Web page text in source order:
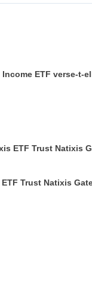
ETF verse-t-
ETF Trust Natixis
Trust Natixis